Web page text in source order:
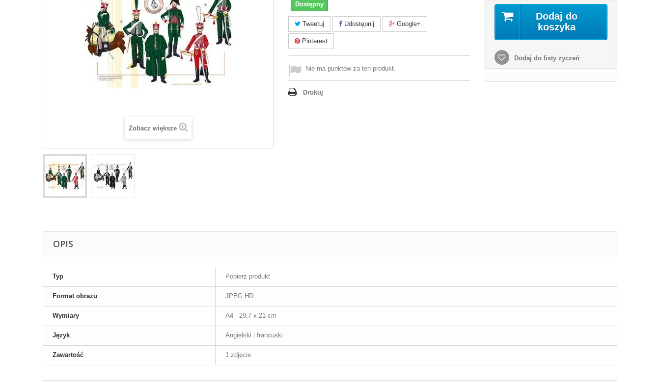
Zobacz większe
Dostępny
Tweetuj Udostępnij Google+
Pinterest
Nie ma punktów za ten produkt.
Drukuj
Dodaj do
koszyka
Dodaj do listy życzeń
OPIS
Typ Pobierz produkt
Format obrazu JPEG HD
Wymiary A4 - 29,7 x 21 cm
Język Angielski i francuski
Zawartość 1 zdjęcie